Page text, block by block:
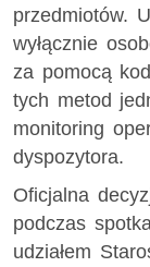
przedmiotów.
wyłącznie
za pomocą
tych metod
monitoring
dyspozytora.
Oficjalna
podczas
udziałem